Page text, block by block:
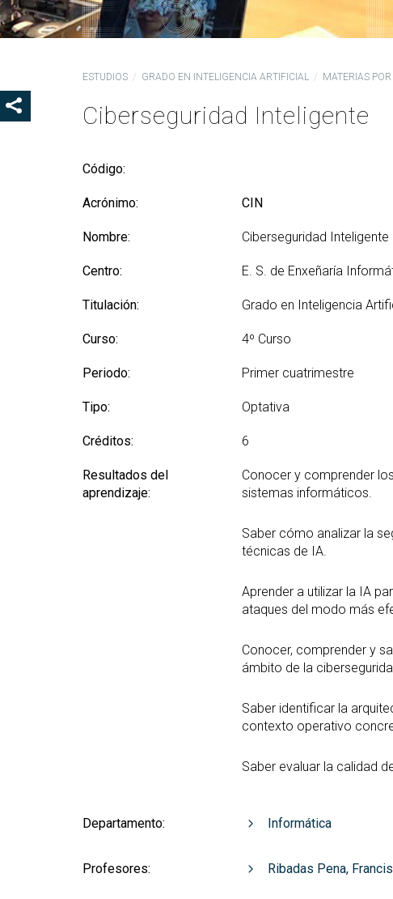
Igualdad
ESTUDIOS GRADO EN INTELIGENCIA ARTIFICIAL MATERIAS
Ciberseguridad Inteligente
Código:
Acrónimo: CIN
Nombre: Ciberseguridad Inteligente
Centro: E. S. de Enxeñaría
Titulación: Grado en Inteligencia
Curso: 4º Curso
Periodo: Primer cuatrimestre
Tipo: Optativa
Créditos: 6
Resultados del
aprendizaje:
Conocer y comprender
sistemas informáticos.
Saber cómo analizar la
técnicas de IA.
Aprender a utilizar la IA
ataques del modo más
Conocer, comprender y
ámbito de la
Saber identificar la
contexto operativo
Saber evaluar la calidad
Departamento: Informática
Profesores: Ribadas Pena,
SHOW SHARE BUTTONS